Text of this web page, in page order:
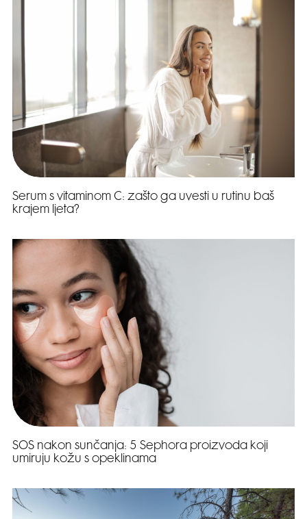
Serum s vitaminom C: zašto ga uvesti u rutinu baš
krajem ljeta?
SOS nakon sunčanja: 5 Sephora proizvoda koji
umiruju kožu s opeklinama